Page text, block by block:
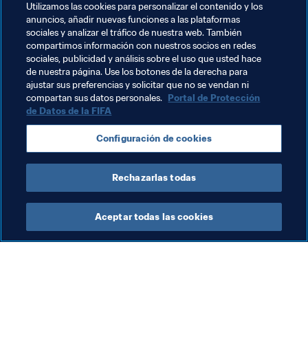
están expuestos en el Museo del Fútbol Mundial de la
FIFA figuran las medallas destinadas a los dos suplentes
permitidos por entonces para cada selección. Como
Brasil optó por no sacar a esos suplentes durante el
partido, dichas medallas nunca se entregaron.
Temas relacionados
Brazil CONMEBOL
Utilizamos las cookies para personalizar el contenido y los
anuncios, añadir nuevas funciones a las plataformas
sociales y analizar el tráfico de nuestra web. También
compartimos información con nuestros socios en redes
sociales, publicidad y análisis sobre el uso que usted hace
de nuestra página. Use los botones de la derecha para
ajustar sus preferencias y solicitar que no se vendan ni
compartan sus datos personales. Portal de Protección
de Datos de la FIFA
Configuración de cookies
Rechazarlas todas
Aceptar todas las cookies